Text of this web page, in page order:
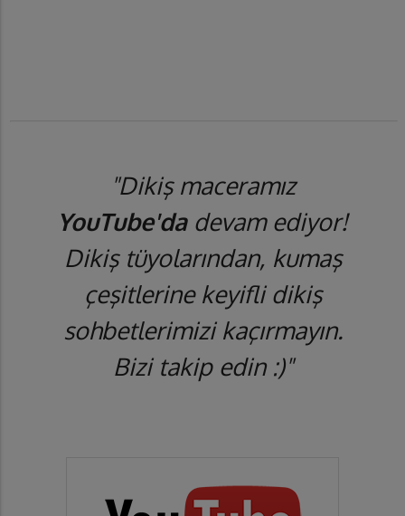
"Dikiş maceramız
YouTube'dadevam ediyor!
Dikiş tüyolarından, kumaş
çeşitlerine keyifli dikiş
sohbetlerimizi kaçırmayın.
Bizi takip edin :)"